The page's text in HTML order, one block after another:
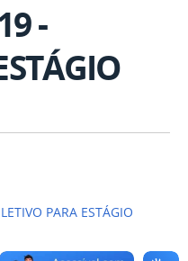
-
PARA ESTÁGIO